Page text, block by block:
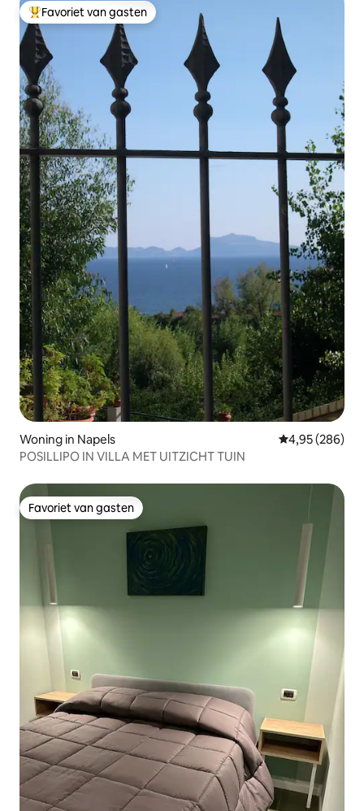
Topfavoriet van gasten
Favoriet van gasten
Woning in Napels Gemiddelde
4,95 (286)
POSILLIPO IN VILLA MET UITZICHT TUIN
Favoriet van gasten
Favoriet van gasten